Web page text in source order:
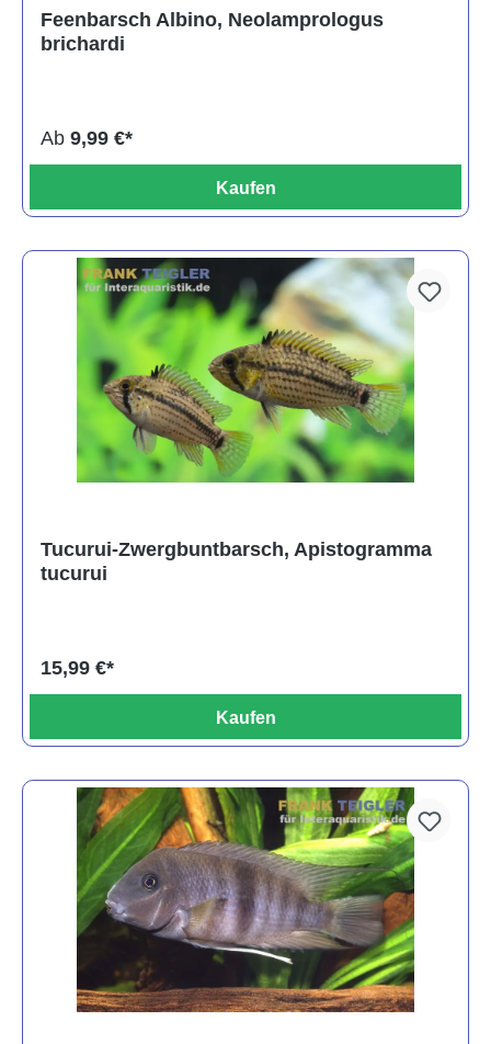
Feenbarsch Albino, Neolamprologus
brichardi
Ab 9,99 €*
Kaufen
Tucurui-Zwergbuntbarsch, Apistogramma
tucurui
15,99 €*
Kaufen